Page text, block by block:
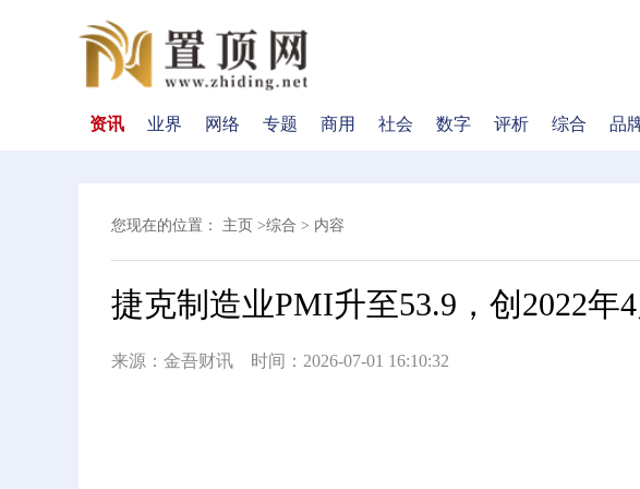
资讯 业界 网络 专题 商用 社会 数字 评析 综合 品
您现在的位置： 主页 >综合 > 内容
捷克制造业PMI升至53.9，创2022年
来源：金吾财讯 时间：2026-07-01 16:10:32